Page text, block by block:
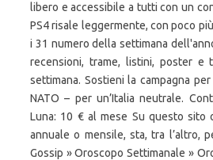
libero e accessibile a tutti con un
PS4 risale leggermente, con poco
i 31 numero della settimana
recensioni, trame, listini, poster e
settimana. Sostieni la campagna per
NATO – per un’Italia neutrale.
Luna: 10 € al mese Su questo sito
annuale o mensile, sta, tra l’altro,
Gossip » Oroscopo Settimanale »